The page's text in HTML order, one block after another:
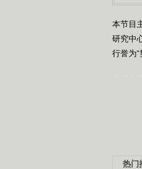
本节目
研究中
行誉为
热门